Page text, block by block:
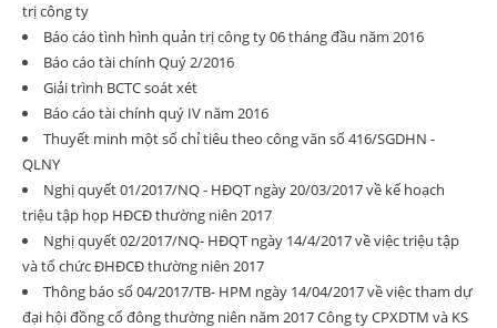
trị công ty
Báo cáo tình hình quản trị công ty 06 tháng đầu năm 2016
Báo cáo tài chính Quý 2/2016
Giải trình BCTC soát xét
Báo cáo tài chính quý IV năm 2016
Thuyết minh một số chỉ tiêu theo công văn số 416/SGDHN -
QLNY
Nghị quyết 01/2017/NQ - HĐQT ngày 20/03/2017 về kế hoạch
triệu tập họp HĐCĐ thường niên 2017
Nghị quyết 02/2017/NQ- HĐQT ngày 14/4/2017 về việc triệu tập
và tổ chức ĐHĐCĐ thường niên 2017
Thông báo số 04/2017/TB- HPM ngày 14/04/2017 về việc tham dự
đại hội đồng cổ đông thường niên năm 2017 Công ty CPXDTM và KS